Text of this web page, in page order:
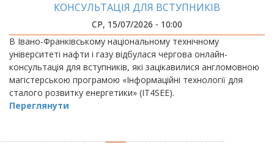
КОНСУЛЬТАЦІЯ ДЛЯ ВСТУПНИКІВ
СР, 15/07/2026 - 10:00
В Івано-Франківському національному технічному
університеті нафти і газу відбулася чергова онлайн-
консультація для вступників, які зацікавилися англомовною
магістерською програмою «Інформаційні технології для
сталого розвитку енергетики» (IT4SEE).
Переглянути